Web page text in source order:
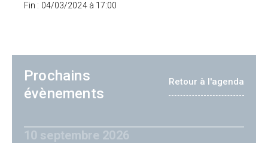
Fin : 04/03/2024 à 17:00
Prochains
évènements
Retour à l'agenda
10 septembre 2026